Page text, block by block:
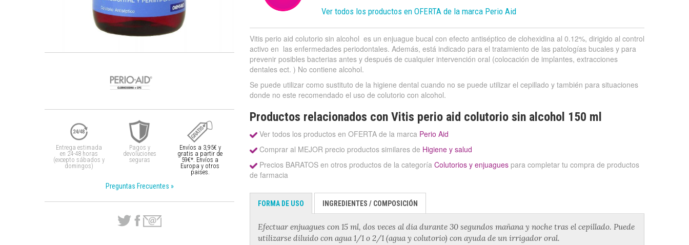
Entrega estimada
en 24-48 horas
(excepto sábados y
domingos)
Pagos y
devoluciones
seguras
Envíos a 3,95€ y
gratis a partir de
59€*. Envíos a
Europa y otros
paises.
Preguntas Frecuentes »
Ver todos los productos en OFERTA de la marca Perio Aid
Vitis perio aid colutorio sin alcohol es un enjuague bucal con efecto antiséptico de clohexidina al 0.12%, dirigido al control
activo en las enfermedades periodontales. Además, está indicado para el tratamiento de las patologías bucales y para
prevenir posibles bacterias antes y después de cualquier intervención oral (colocación de implantes, extracciones
dentales ect. ) No contiene alcohol.
Se puede utilizar como sustituto de la higiene dental cuando no se puede utilizar el cepillado y también para situaciones
donde no este recomendado el uso de colutorio con alcohol.
Productos relacionados con Vitis perio aid colutorio sin alcohol 150 ml
Ver todos los productos en OFERTA de la marca Perio Aid
Comprar al MEJOR precio productos similares de Higiene y salud
Precios BARATOS en otros productos de la categoría Colutorios y enjuagues para completar tu compra de productos
de farmacia
FORMA DE USO INGREDIENTES / COMPOSICIÓN
Efectuar enjuagues con 15 ml, dos veces al dia durante 30 segundos mañana y noche tras el cepillado. Puede
utilizarse diluido con agua 1/1 o 2/1 (agua y colutorio) con ayuda de un irrigador oral.